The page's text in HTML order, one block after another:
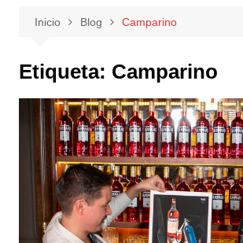
Inicio Blog Camparino
Etiqueta: Camparino